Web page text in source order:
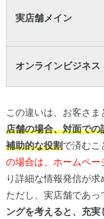
実店舗メイン
オンラインビジネス
この違いは、お客さま
店舗の場合、対面で
補助的な役割で済むこ
の場合は、ホームペー
り詳細な情報発信が求
ただし、実店舗であっ
ングを考えると、充